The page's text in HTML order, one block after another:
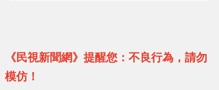
《民視新聞網》提醒您：不良行為，請勿
模仿！